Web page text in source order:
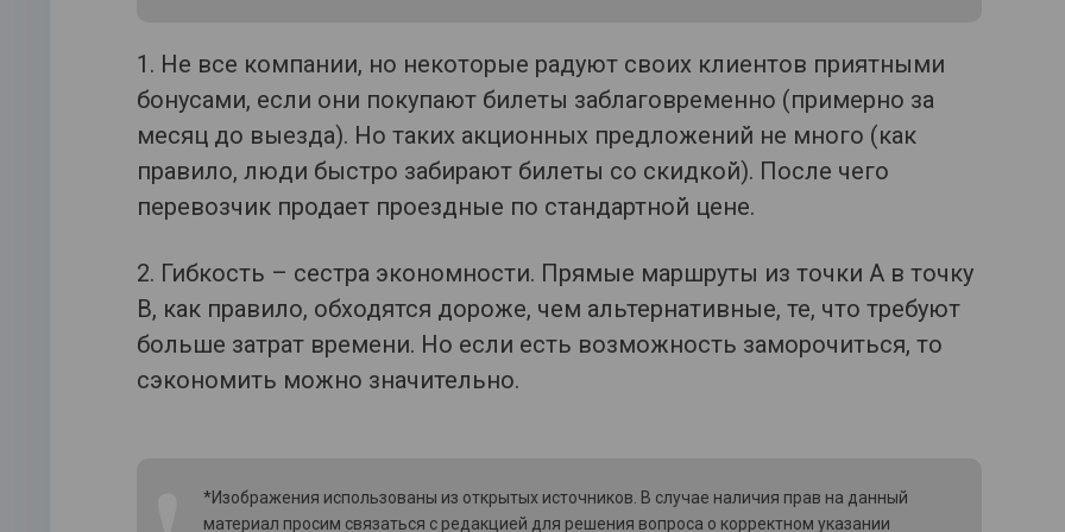
1. Не все компании, но некоторые радуют своих клиентов приятными
бонусами, если они покупают билеты заблаговременно (примерно за
месяц до выезда). Но таких акционных предложений не много (как
правило, люди быстро забирают билеты со скидкой). После чего
перевозчик продает проездные по стандартной цене.
2. Гибкость – сестра экономности. Прямые маршруты из точки А в точку
В, как правило, обходятся дороже, чем альтернативные, те, что требуют
больше затрат времени. Но если есть возможность заморочиться, то
сэкономить можно значительно.
*Изображения использованы из открытых источников. В случае наличия прав на данный
материал просим связаться с редакцией для решения вопроса о корректном указании